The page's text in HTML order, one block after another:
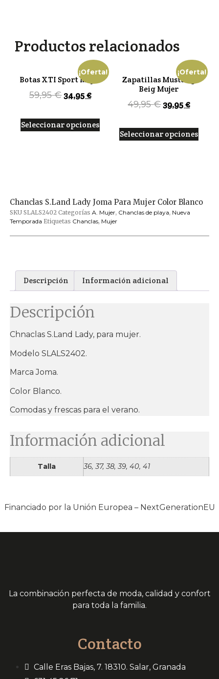
Productos relacionados
¡Oferta!
Botas XTI Sport Mujer
59,95€34,95€
Seleccionar opciones
¡Oferta!
Zapatillas Mustang
Beig Mujer
49,95€39,95€
Seleccionar opciones
Chanclas S.Land Lady Joma Para Mujer Color Blanco
SKU SLALS2402 Categorías A. Mujer, Chanclas de playa, Nueva
Temporada Etiquetas Chanclas, Mujer
Descripción Información adicional
Descripción
Chnaclas S.Land Lady, para mujer.
Modelo SLALS2402.
Marca Joma.
Color Blanco.
Comodas y frescas para el verano.
Información adicional
Talla 36, 37, 38, 39, 40, 41
Financiado por la Unión Europea – NextGenerationEU
La combinación perfecta de moda, calidad y confort
para toda la familia.
Contacto
Calle Eras Bajas, 7. 18310. Salar, Granada